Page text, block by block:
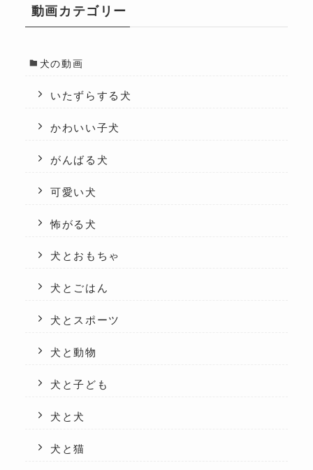
動画カテゴリー
犬の動画
いたずらする犬
かわいい子犬
がんばる犬
可愛い犬
怖がる犬
犬とおもちゃ
犬とごはん
犬とスポーツ
犬と動物
犬と子ども
犬と犬
犬と猫